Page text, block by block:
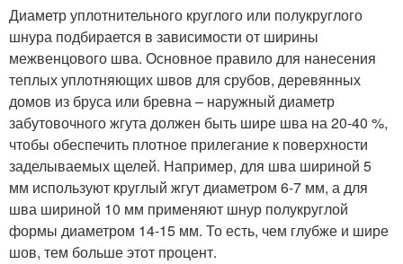
Диаметр уплотнительного круглого или полукруглого
шнура подбирается в зависимости от ширины
межвенцового шва. Основное правило для нанесения
теплых уплотняющих швов для срубов, деревянных
домов из бруса или бревна – наружный диаметр
забутовочного жгута должен быть шире шва на 20-40 %,
чтобы обеспечить плотное прилегание к поверхности
заделываемых щелей. Например, для шва шириной 5
мм используют круглый жгут диаметром 6-7 мм, а для
шва шириной 10 мм применяют шнур полукруглой
формы диаметром 14-15 мм. То есть, чем глубже и шире
шов, тем больше этот процент.